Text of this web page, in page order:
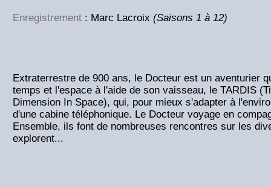
Enregistrement : Marc Lacroix (Saisons 1 à 12)
Extraterrestre de 900 ans, le Docteur est un aventurier
temps et l'espace à l'aide de son vaisseau, le TARDIS
Dimension In Space), qui, pour mieux s'adapter à
d'une cabine téléphonique. Le Docteur voyage en
Ensemble, ils font de nombreuses rencontres sur les
explorent...